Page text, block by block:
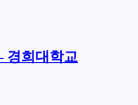
경희대학교